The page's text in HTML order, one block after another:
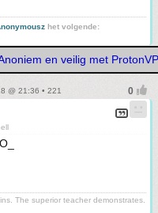
het volgende:
en veilig met
@ 21:36 • 221
The superior teacher demonstrates.